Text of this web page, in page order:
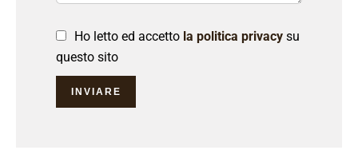
Ho letto ed accetto la politica privacy su
questo sito
INVIARE